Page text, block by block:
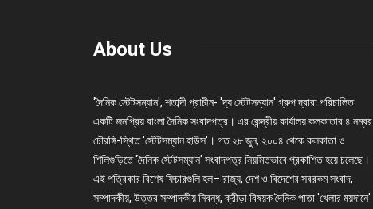
About Us
'দৈনিক স্টেটসম্যান', শতাব্দী প্রাচীন- 'দ্য স্টেটসম্যান' গ্রুপ দ্বারা পরিচালিত
একটি জনপ্রিয় বাংলা দৈনিক সংবাদপত্র। এর কেন্দ্রীয় কার্যালয় কলকাতার ৪ নম্বর
চৌরঙ্গি-স্থিত 'স্টেটসম্যান হাউস'। গত ২৮ জুন, ২০০৪ থেকে কলকাতা ও
শিলিগুড়িতে 'দৈনিক স্টেটসম্যান' সংবাদপত্র নিয়মিতভাবে প্রকাশিত হয়ে চলেছে।
এই পত্রিকার বিশেষ ফিচারগুলি হল– রাজ্য, দেশ ও বিদেশের সবরকম সংবাদ,
সম্পাদকীয়, উত্তর সম্পাদকীয় নিবন্ধ, ক্রীড়া বিষয়ক দৈনিক পাতা 'খেলার ময়দানে'